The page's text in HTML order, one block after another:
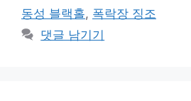
동성 블랙홀, 폭락장 징조
댓글 남기기